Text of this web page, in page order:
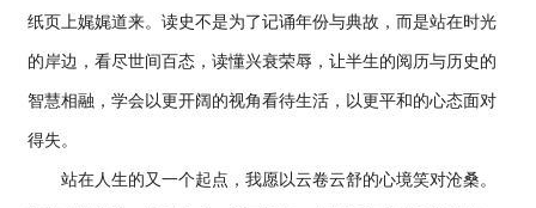
纸页上娓娓道来。读史不是为了记诵年份与典故，而是站在时光
的岸边，看尽世间百态，读懂兴衰荣辱，让半生的阅历与历史的
智慧相融，学会以更开阔的视角看待生活，以更平和的心态面对
得失。
站在人生的又一个起点，我愿以云卷云舒的心境笑对沧桑。